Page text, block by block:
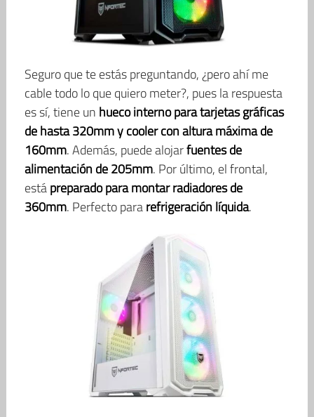
Seguro que te estás preguntando, ¿pero ahí me
cable todo lo que quiero meter?, pues la respuesta
es sí, tiene un hueco interno para tarjetas gráficas
de hasta 320mm y cooler con altura máxima de
160mm. Además, puede alojarfuentes de
alimentación de 205mm. Por último, el frontal,
estápreparado para montar radiadores de
360mm. Perfecto pararefrigeración líquida.